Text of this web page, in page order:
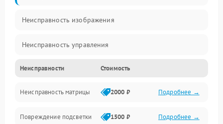
Неисправность изображения
Неисправность управления
Неисправность интерфейсов
Прочие неисправности
Неисправность звука
Неисправности Стоимость
Неисправность матрицы 2000 ₽ Подробнее →
Повреждение подсветки 1500 ₽ Подробнее →